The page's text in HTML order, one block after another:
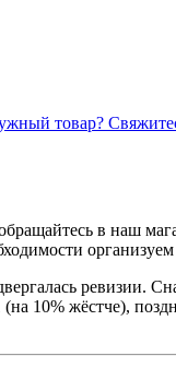
товар?
в наш
организуем
ревизии.
10% жёстче),